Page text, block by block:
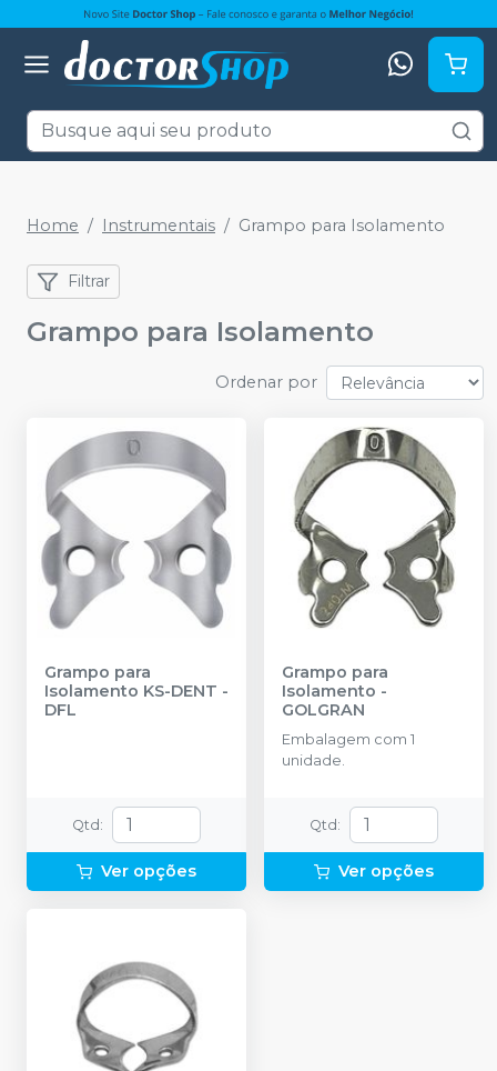
Home Instrumentais Grampo para Isolamento
Filtrar
Grampo para Isolamento
Ordenar por
Grampo para
Isolamento KS-DENT -
DFL
Qtd :
Ver opções
Grampo para
Isolamento -
GOLGRAN
Embalagem com 1
unidade.
Qtd :
Ver opções